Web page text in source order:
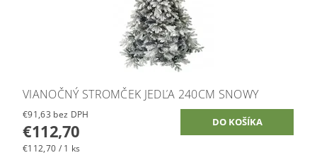
VIANOČNÝ STROMČEK JEDĽA 240CM SNOWY
€91,63 bez DPH
€112,70
€112,70 / 1 ks